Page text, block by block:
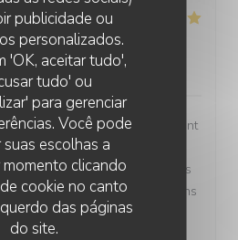
publicidade ou
personalizados.
'OK, aceitar tudo',
tudo' ou
para gerenciar
Você pode
suas escolhas a
clicando
cookie no canto
das páginas
do site.
2
5 /5 menu:5/5 quality_price
votre établissement
que nous
délicieux dans tous les sens
découvertes, félicitations
en cuisine comme en salle